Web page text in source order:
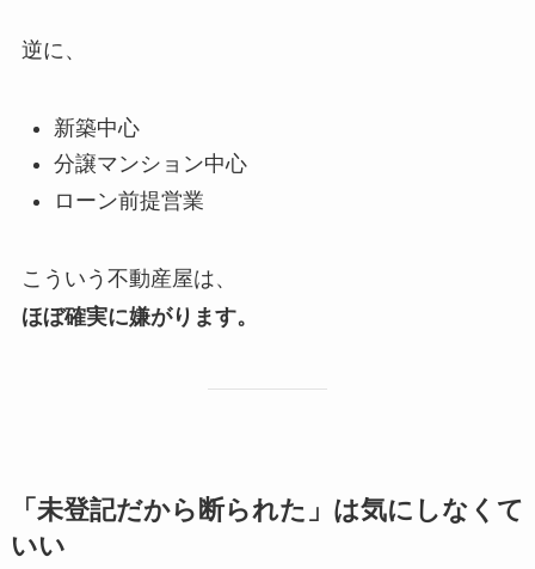
逆に、
新築中心
分譲マンション中心
ローン前提営業
こういう不動産屋は、
ほぼ確実に嫌がります。
「未登記だから断られた」は気にしなくて
いい